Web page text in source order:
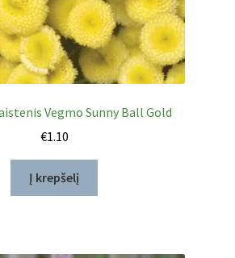
Vegmo Sunny Ball Gold
€1.10
Į krepšelį